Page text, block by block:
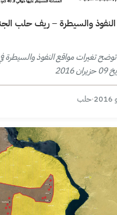
تغيرات مواقع النفوذ والسيطرة
2016
·حلب